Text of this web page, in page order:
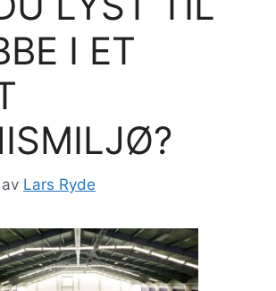
I ET
av Lars Ryde